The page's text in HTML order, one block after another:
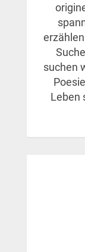
suchen
Leben